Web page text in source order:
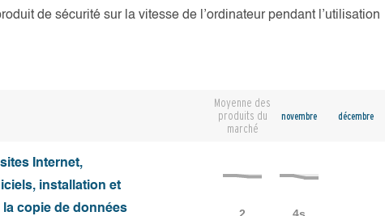
de sécurité sur la vitesse de l’ordinateur pendant l’utilisation
Moyenne des
produits du
marché
novembre décembre
Internet,
installation et
copie de données